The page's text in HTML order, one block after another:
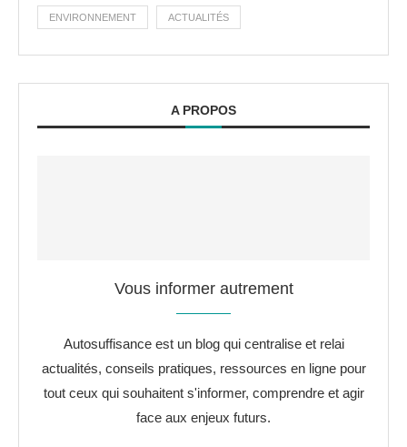
ENVIRONNEMENT ACTUALITÉS
A PROPOS
Vous informer autrement
Autosuffisance est un blog qui centralise et relai
actualités, conseils pratiques, ressources en ligne pour
tout ceux qui souhaitent s'informer, comprendre et agir
face aux enjeux futurs.